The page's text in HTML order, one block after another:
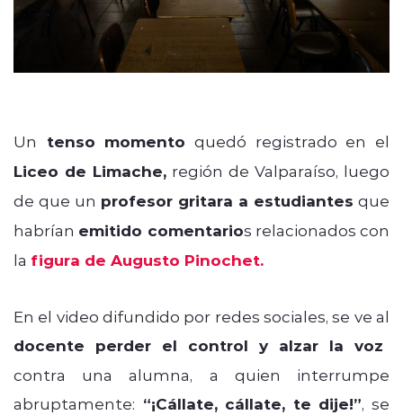
Un tenso momento quedó registrado en el
Liceo de Limache, región de Valparaíso, luego
de que un profesor gritara a estudiantes que
habrían emitido comentarios relacionados con
la figura de Augusto Pinochet.
En el video difundido por redes sociales, se ve al
docente perder el control y alzar la voz
contra una alumna, a quien interrumpe
abruptamente: “¡Cállate, cállate, te dije!”, se